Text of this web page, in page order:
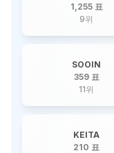
1,255 표
9위
SOOIN
359 표
11위
KEITA
210 표